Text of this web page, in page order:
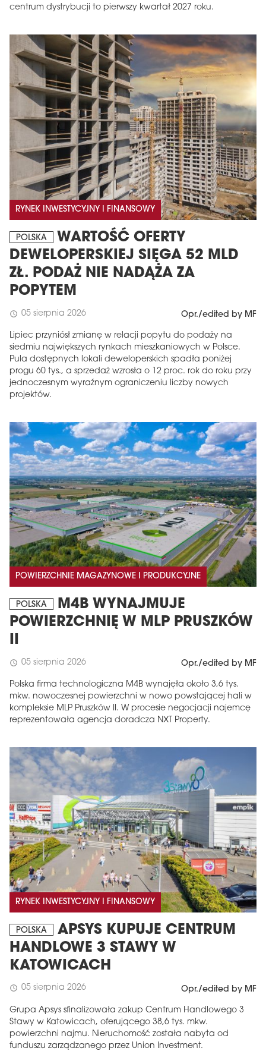
centrum dystrybucji to pierwszy kwartał 2027 roku.
RYNEK INWESTYCYJNY I FINANSOWY
POLSKA
WARTOŚĆ OFERTY
DEWELOPERSKIEJ SIĘGA 52 MLD
ZŁ. PODAŻ NIE NADĄŻA ZA
POPYTEM
schedule 05 sierpnia 2026 Opr./edited by MF
Lipiec przyniósł zmianę w relacji popytu do podaży na
siedmiu największych rynkach mieszkaniowych w Polsce.
Pula dostępnych lokali deweloperskich spadła poniżej
progu 60 tys., a sprzedaż wzrosła o 12 proc. rok do roku przy
jednoczesnym wyraźnym ograniczeniu liczby nowych
projektów.
POWIERZCHNIE MAGAZYNOWE I PRODUKCYJNE
POLSKA
M4B WYNAJMUJE
POWIERZCHNIĘ W MLP PRUSZKÓW
II
schedule 05 sierpnia 2026 Opr./edited by MF
Polska firma technologiczna M4B wynajęła około 3,6 tys.
mkw. nowoczesnej powierzchni w nowo powstającej hali w
kompleksie MLP Pruszków II. W procesie negocjacji najemcę
reprezentowała agencja doradcza NXT Property.
RYNEK INWESTYCYJNY I FINANSOWY
POLSKA
APSYS KUPUJE CENTRUM
HANDLOWE 3 STAWY W
KATOWICACH
schedule 05 sierpnia 2026 Opr./edited by MF
Grupa Apsys sfinalizowała zakup Centrum Handlowego 3
Stawy w Katowicach, oferującego 38,6 tys. mkw.
powierzchni najmu. Nieruchomość została nabyta od
funduszu zarządzanego przez Union Investment.
MAGAZYN
Wydanie 6 (308)
CZERWIEC 2026
Więcej w tym wydaniu
arrow_forward
Zamów teraz!